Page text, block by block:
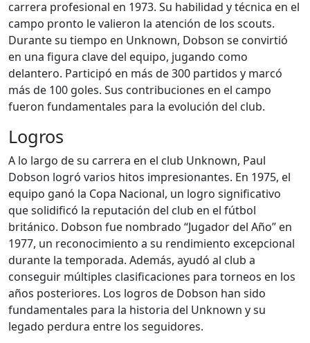
carrera profesional en 1973. Su habilidad y técnica en el
campo pronto le valieron la atención de los scouts.
Durante su tiempo en Unknown, Dobson se convirtió
en una figura clave del equipo, jugando como
delantero. Participó en más de 300 partidos y marcó
más de 100 goles. Sus contribuciones en el campo
fueron fundamentales para la evolución del club.
Logros
A lo largo de su carrera en el club Unknown, Paul
Dobson logró varios hitos impresionantes. En 1975, el
equipo ganó la Copa Nacional, un logro significativo
que solidificó la reputación del club en el fútbol
británico. Dobson fue nombrado “Jugador del Año” en
1977, un reconocimiento a su rendimiento excepcional
durante la temporada. Además, ayudó al club a
conseguir múltiples clasificaciones para torneos en los
años posteriores. Los logros de Dobson han sido
fundamentales para la historia del Unknown y su
legado perdura entre los seguidores.